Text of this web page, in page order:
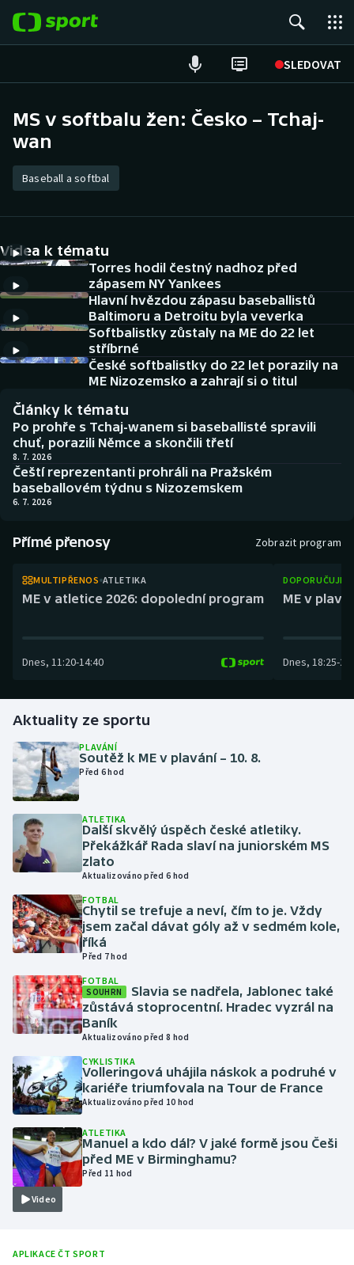
SLEDOVAT
Hokej
Tenis
Atletika
Cyklistika
DALŠÍ SPORTY
Americký fotbal
Baseball a softbal
Basketbal
Biatlon
Boby a skeleton
Dostihy
Futsal
Gymnastika
Házená
Jezdectví
Judo
Krasobruslení
Lezení
Lyže a snowboard
Moderní pětiboj
Olympijské hry
Parasport
Plavání
Plážový volejbal
NEPŘEHLÉDNĚTE
Soutěže
Historické návraty
Aplikace ČT sport
AZ kvíz
MS v softbalu žen: Česko – Tchaj-
wan
Baseball a softbal
Videa k tématu
Torres hodil čestný nadhoz před
zápasem NY Yankees
Hlavní hvězdou zápasu baseballistů
Baltimoru a Detroitu byla veverka
Softbalistky zůstaly na ME do 22 let
stříbrné
České softbalistky do 22 let porazily na
ME Nizozemsko a zahrají si o titul
Články k tématu
Po prohře s Tchaj-wanem si baseballisté spravili
chuť, porazili Němce a skončili třetí
8. 7. 2026
Čeští reprezentanti prohráli na Pražském
baseballovém týdnu s Nizozemskem
6. 7. 2026
Přímé přenosy Zobrazit program
MULTIPŘENOS ATLETIKA
ME v atletice 2026: dopolední program
Dnes, 11:20-14:40
ME v
Dnes, 18:25-
Aktuality ze sportu
PLAVÁNÍ
Soutěž k ME v plavání – 10. 8.
Před 6 hod
ATLETIKA
Další skvělý úspěch české atletiky.
Překážkář Rada slaví na juniorském MS
zlato
Aktualizováno před 6 hod
FOTBAL
Chytil se trefuje a neví, čím to je. Vždy
jsem začal dávat góly až v sedmém kole,
říká
Před 7 hod
FOTBAL
SOUHRN
Slavia se nadřela, Jablonec také
zůstává stoprocentní. Hradec vyzrál na
Baník
Aktualizováno před 8 hod
CYKLISTIKA
Volleringová uhájila náskok a podruhé v
kariéře triumfovala na Tour de France
Aktualizováno před 10 hod
Video
ATLETIKA
Manuel a kdo dál? V jaké formě jsou Češi
před ME v Birminghamu?
Před 11 hod
APLIKACE ČT SPORT